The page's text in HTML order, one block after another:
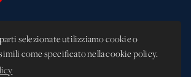
selezionate utilizziamo cookie o
come specificato nella cookie policy.